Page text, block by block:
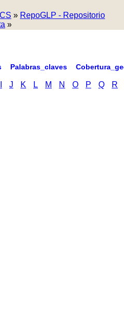
» RepoGLP - Repositorio
»
Palabras_claves
J K L M N O P Q R